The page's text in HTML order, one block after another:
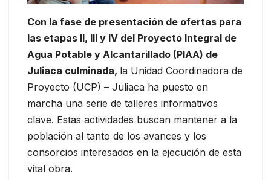
Con la fase de presentación de ofertas para
las etapas II, III y IV del Proyecto Integral de
Agua Potable y Alcantarillado (PIAA) de
Juliaca culminada, la Unidad Coordinadora de
Proyecto (UCP) – Juliaca ha puesto en
marcha una serie de talleres informativos
clave. Estas actividades buscan mantener a la
población al tanto de los avances y los
consorcios interesados en la ejecución de esta
vital obra.